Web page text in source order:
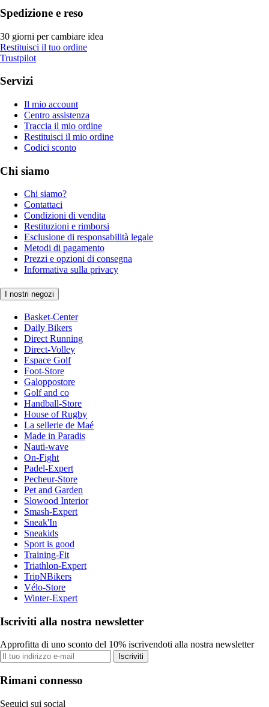
Spedizione e reso
30 giorni per cambiare idea
Restituisci il tuo ordine
Trustpilot
Servizi
Il mio account
Centro assistenza
Traccia il mio ordine
Restituisci il mio ordine
Codici sconto
Chi siamo
Chi siamo?
Contattaci
Condizioni di vendita
Restituzioni e rimborsi
Esclusione di responsabilità legale
Metodi di pagamento
Prezzi e opzioni di consegna
Informativa sulla privacy
I nostri negozi
Basket-Center
Daily Bikers
Direct Running
Direct-Volley
Espace Golf
Foot-Store
Galoppostore
Golf and co
Handball-Store
House of Rugby
La sellerie de Maé
Made in Paradis
Nauti-wave
On-Fight
Padel-Expert
Pecheur-Store
Pet and Garden
Slowood Interior
Smash-Expert
Sneak'In
Sneakids
Sport is good
Training-Fit
Triathlon-Expert
TripNBikers
Vélo-Store
Winter-Expert
Iscriviti alla nostra newsletter
Approfitta di uno sconto del 10% iscrivendoti alla nostra newsletter
Iscriviti
Rimani connesso
Seguici sui social